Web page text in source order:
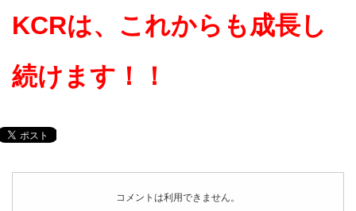
KCRは、これからも成長し
続けます！！
コメントは利用できません。